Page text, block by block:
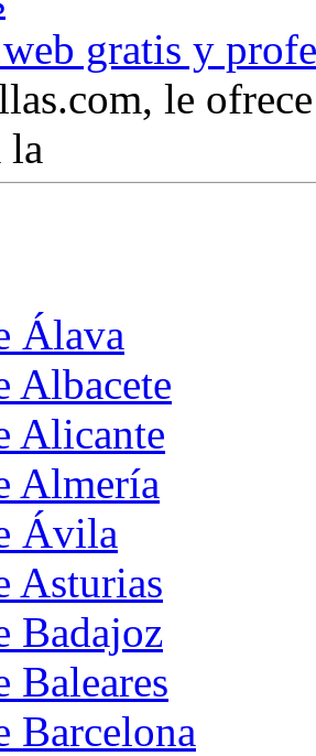
gratis y
le
la
Álava
Albacete
Alicante
Almería
Ávila
Asturias
Badajoz
Baleares
Barcelona